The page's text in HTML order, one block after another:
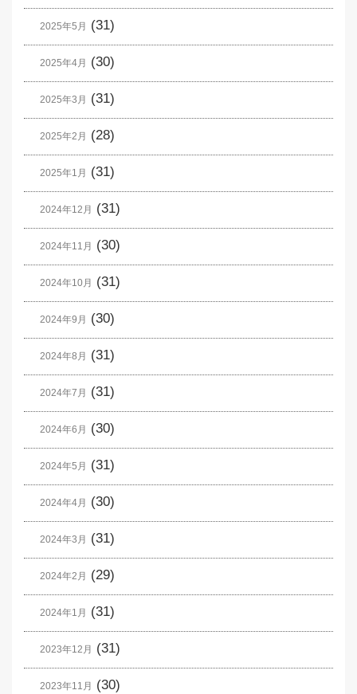
2025年5月 (31)
2025年4月 (30)
2025年3月 (31)
2025年2月 (28)
2025年1月 (31)
2024年12月 (31)
2024年11月 (30)
2024年10月 (31)
2024年9月 (30)
2024年8月 (31)
2024年7月 (31)
2024年6月 (30)
2024年5月 (31)
2024年4月 (30)
2024年3月 (31)
2024年2月 (29)
2024年1月 (31)
2023年12月 (31)
2023年11月 (30)